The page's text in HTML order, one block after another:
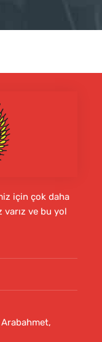
için çok daha
varız ve bu yol